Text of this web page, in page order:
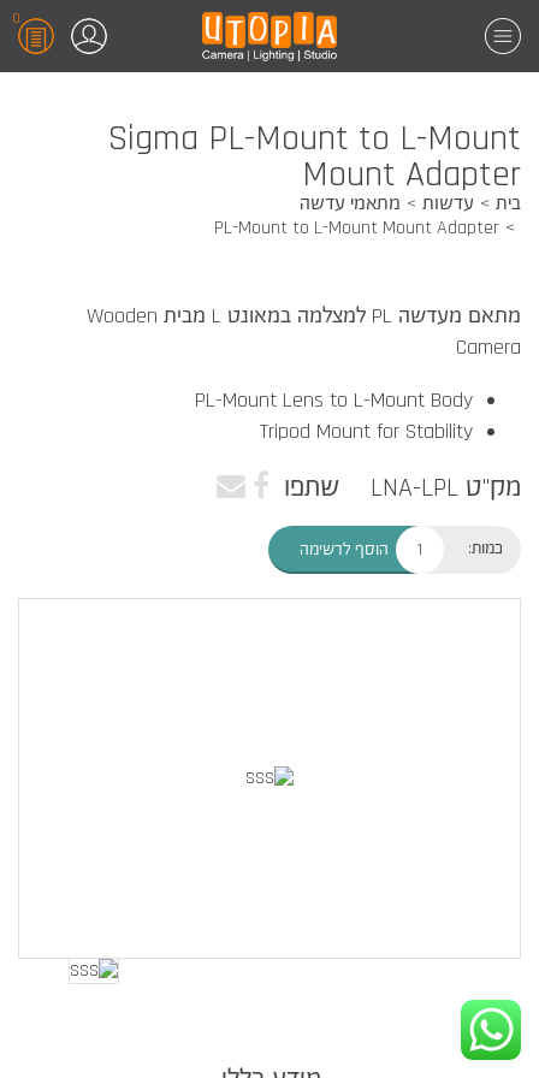
0
Sigma PL-Mount to L-Mount
Mount Adapter
בית עדשות
מתאמי עדשה
PL-Mount to L-Mount Mount Adapter
מתאם מעדשה PL למצלמה במאונט L מבית Wooden
Camera
PL-Mount Lens to L-Mount Body
Tripod Mount for Stability
מק"ט LNA-LPL שתפו
כמות: הוסף לרשימה